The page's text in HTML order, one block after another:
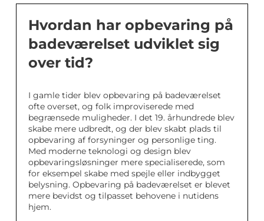
Hvordan har opbevaring på
badeværelset udviklet sig
over tid?
I gamle tider blev opbevaring på badeværelset
ofte overset, og folk improviserede med
begrænsede muligheder. I det 19. århundrede blev
skabe mere udbredt, og der blev skabt plads til
opbevaring af forsyninger og personlige ting.
Med moderne teknologi og design blev
opbevaringsløsninger mere specialiserede, som
for eksempel skabe med spejle eller indbygget
belysning. Opbevaring på badeværelset er blevet
mere bevidst og tilpasset behovene i nutidens
hjem.